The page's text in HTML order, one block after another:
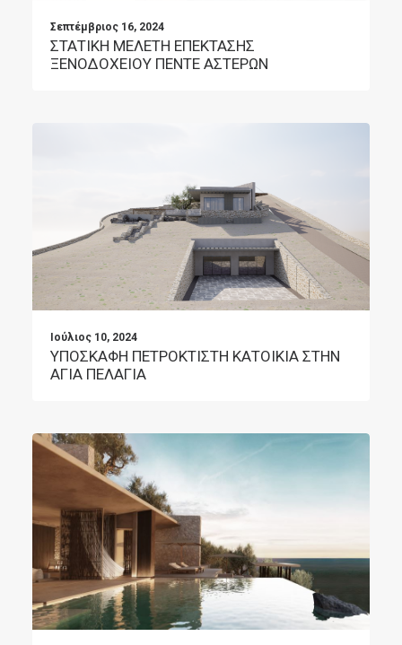
Σεπτέμβριος 16, 2024
ΣΤΑΤΙΚΗ ΜΕΛΕΤΗ ΕΠΕΚΤΑΣΗΣ
ΞΕΝΟΔΟΧΕΙΟΥ ΠΕΝΤΕ ΑΣΤΕΡΩΝ
Ιούλιος 10, 2024
ΥΠΟΣΚΑΦΗ ΠΕΤΡΟΚΤΙΣΤΗ ΚΑΤΟΙΚΙΑ ΣΤΗΝ
ΑΓΙΑ ΠΕΛΑΓΙΑ